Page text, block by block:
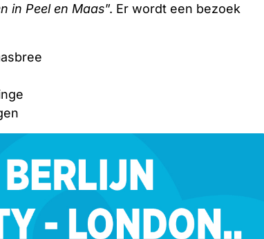
in Peel en Maas”. Er wordt een bezoek